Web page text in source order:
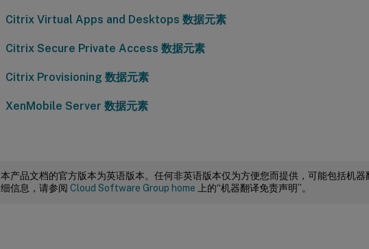
Citrix Virtual Apps and Desktops 数据元素
Citrix Secure Private Access 数据元素
Citrix Provisioning 数据元素
XenMobile Server 数据元素
本产品文档的官方版本为英语版本。任何非英语版本仅为方便您而提供，可能包括机
细信息，请参阅 Cloud Software Group home 上的“机器翻译免责声明”。